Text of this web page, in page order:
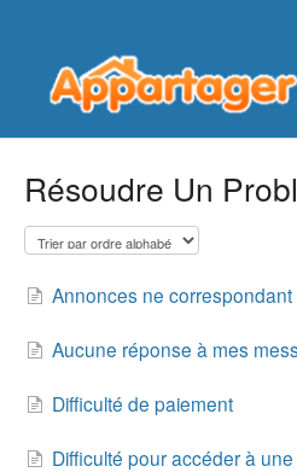
Résoudre Un
Annonces ne
Aucune réponse à mes
Difficulté de paiement
Difficulté pour accéder à